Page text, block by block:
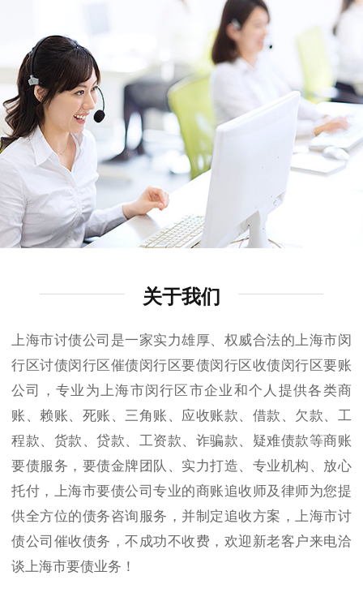
关于我们
上海市讨债公司是一家实力雄厚、权威合法的上海市闵
行区讨债闵行区催债闵行区要债闵行区收债闵行区要账
公司，专业为上海市闵行区市企业和个人提供各类商
账、赖账、死账、三角账、应收账款、借款、欠款、工
程款、货款、贷款、工资款、诈骗款、疑难债款等商账
要债服务，要债金牌团队、实力打造、专业机构、放心
托付，上海市要债公司专业的商账追收师及律师为您提
供全方位的债务咨询服务，并制定追收方案，上海市讨
债公司催收债务，不成功不收费，欢迎新老客户来电洽
谈上海市要债业务！